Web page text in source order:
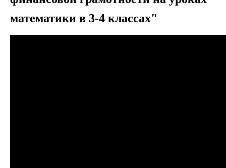
математики в 3-4 классах"